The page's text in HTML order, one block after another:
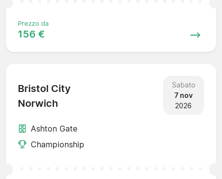
Prezzo da
156 €
Bristol City
Norwich
Sabato
7 nov
2026
Ashton Gate
Championship